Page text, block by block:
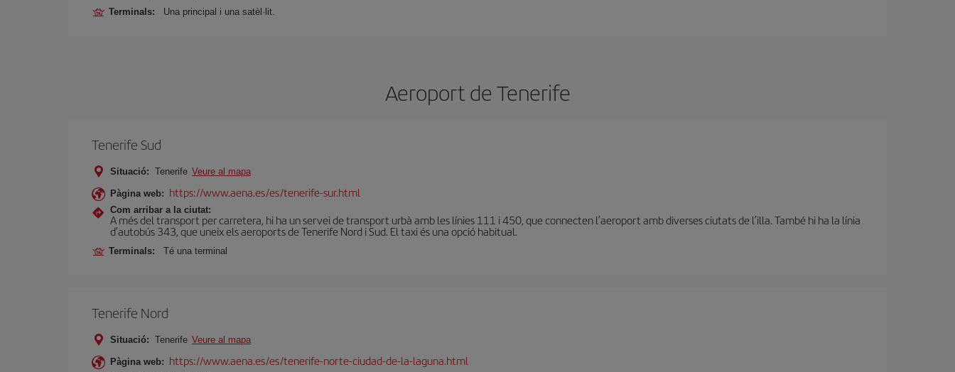
Terminals: Una principal i una satèl·lit.
Aeroport de Tenerife
Tenerife Sud
Situació: Tenerife Veure al mapa
Pàgina web: https://www.aena.es/es/tenerife-sur.html
Com arribar a la ciutat:
A més del transport per carretera, hi ha un servei de transport urbà amb les línies 111 i 450, que connecten l’aeroport amb diverses ciutats de l’illa. També hi ha la línia
d’autobús 343, que uneix els aeroports de Tenerife Nord i Sud. El taxi és una opció habitual.
Terminals: Té una terminal
Tenerife Nord
Situació: Tenerife Veure al mapa
Pàgina web: https://www.aena.es/es/tenerife-norte-ciudad-de-la-laguna.html